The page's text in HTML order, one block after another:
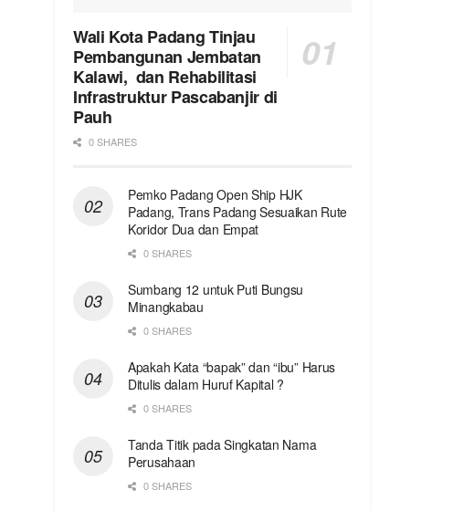
Wali Kota Padang Tinjau
Pembangunan Jembatan
Kalawi, dan Rehabilitasi
Infrastruktur Pascabanjir di
Pauh
0 SHARES
Pemko Padang Open Ship HJK
Padang, Trans Padang Sesuaikan Rute
Koridor Dua dan Empat
0 SHARES
Sumbang 12 untuk Puti Bungsu
Minangkabau
0 SHARES
Apakah Kata “bapak” dan “ibu” Harus
Ditulis dalam Huruf Kapital ?
0 SHARES
Tanda Titik pada Singkatan Nama
Perusahaan
0 SHARES